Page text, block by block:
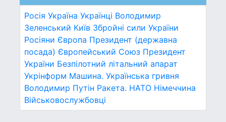
Росія Україна Українці Володимир
Зеленський Київ Збройні сили України
Росіяни Європа Президент (державна
посада) Європейський Союз Президент
України Безпілотний літальний апарат
Укрінформ Машина. Українська гривня
Володимир Путін Ракета. НАТО Німеччина
Військовослужбовці